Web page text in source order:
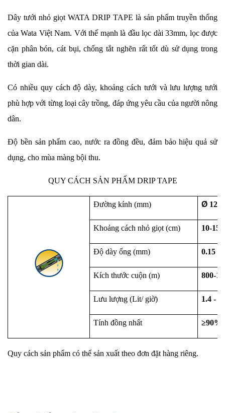
Dây tưới nhỏ giọt WATA DRIP TAPE là sản phẩm truyền thống
của Wata Việt Nam. Với thế mạnh là đầu lọc dài 33mm, lọc được
cặn phân bón, cát bụi, chống tắt nghẽn rất tốt dù sử dụng trong
thời gian dài.
Có nhiều quy cách độ dày, khoảng cách tưới và lưu lượng tưới
phù hợp với từng loại cây trồng, đáp ứng yêu cầu của người nông
dân.
Độ bền sản phẩm cao, nước ra đồng đều, đảm bảo hiệu quả sử
dụng, cho mùa màng bội thu.
QUY CÁCH SẢN PHẨM DRIP TAPE
Đường kính (mm) Ø 12/
Khoảng cách nhỏ giọt (cm) 10-15-
Độ dày ống (mm) 0.15 -
Kích thước cuộn (m) 800-
Lưu lượng (Lit/ giờ) 1.4 -
Tính đồng nhất ≥90%
Quy cách sản phẩm có thể sản xuất theo đơn đặt hàng riêng.